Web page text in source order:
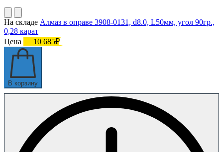
На складе Алмаз в оправе 3908-0131, d8.0, L50мм, угол 90гр.,
0,28 карат
Цена
10 685₽
В корзину